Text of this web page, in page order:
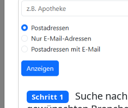
Schritt 1
Suche